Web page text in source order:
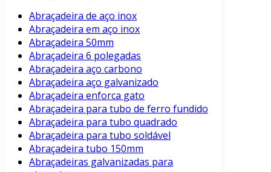
Abraçadeira de aço inox
Abraçadeira em aço inox
Abraçadeira 50mm
Abraçadeira 6 polegadas
Abraçadeira aço carbono
Abraçadeira aço galvanizado
Abraçadeira enforca gato
Abraçadeira para tubo de ferro fundido
Abraçadeira para tubo quadrado
Abraçadeira para tubo soldável
Abraçadeira tubo 150mm
Abraçadeiras galvanizadas para